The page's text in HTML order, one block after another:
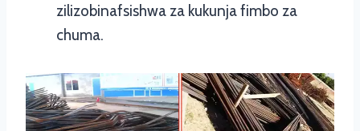
zilizobinafsishwa za kukunja fimbo za
chuma.